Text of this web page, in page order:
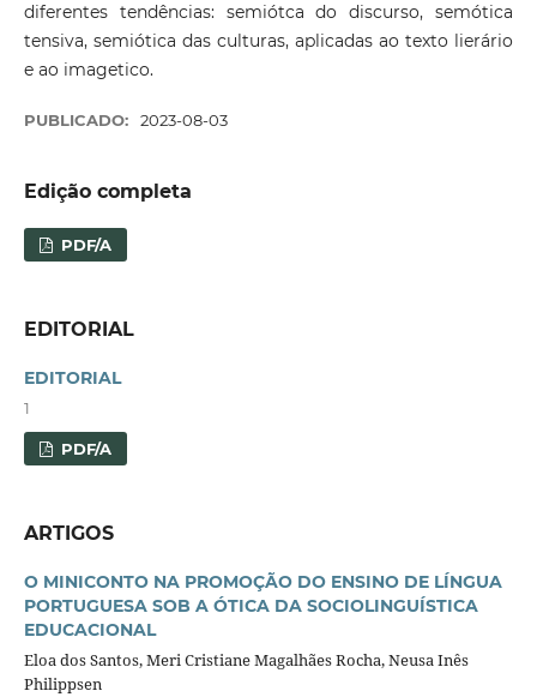
diferentes tendências: semiótca do discurso, semótica
tensiva, semiótica das culturas, aplicadas ao texto lierário
e ao imagetico.
PUBLICADO: 2023-08-03
Edição completa
PDF/A
EDITORIAL
EDITORIAL
1
PDF/A
ARTIGOS
O MINICONTO NA PROMOÇÃO DO ENSINO DE LÍNGUA
PORTUGUESA SOB A ÓTICA DA SOCIOLINGUÍSTICA
EDUCACIONAL
Eloa dos Santos, Meri Cristiane Magalhães Rocha, Neusa Inês
Philippsen